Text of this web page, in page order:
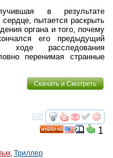
в результате
пытается раскрыть
органа и того, почему
его предыдущий
ходе расследования
перенимая странные
Скачать и Смотреть
смотреть
1
Триллер